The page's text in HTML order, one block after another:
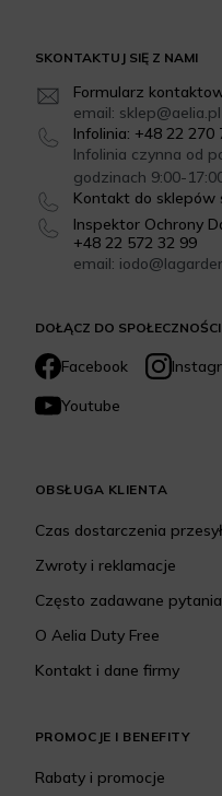
DOŁĄCZ DO
Facebook
Youtube
SKONTAKTUJ SIĘ Z NAMI
Formularz
email: sklep@aelia.pl
Infolinia: +48 22 270
Infolinia czynna od
godzinach 9:00-
Kontakt do sklepów
Inspektor Ochrony
+48 22 572 32 99
email:
OBSŁUGA KLIENTA
Czas dostarczenia
Zwroty i reklamacje
Często zadawane pytania
O Aelia Duty Free
Kontakt i dane firmy
PROMOCJE I BENEFITY
Rabaty i promocje